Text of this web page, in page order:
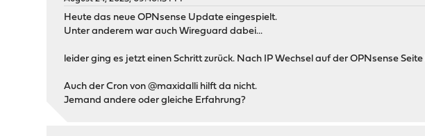
Heute das neue OPNsense Update eingespielt.
Unter anderem war auch Wireguard dabei...
leider ging es jetzt einen Schritt zurück. Nach IP Wechsel auf der OPNsense
Auch der Cron von @maxidalli hilft da nicht.
Jemand andere oder gleiche Erfahrung?